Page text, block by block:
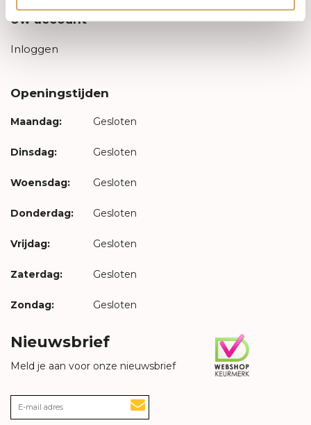
Uw account
Inloggen
Openingstijden
Maandag: Gesloten
Dinsdag: Gesloten
Woensdag: Gesloten
Donderdag: Gesloten
Vrijdag: Gesloten
Zaterdag: Gesloten
Zondag: Gesloten
Nieuwsbrief
Meld je aan voor onze nieuwsbrief